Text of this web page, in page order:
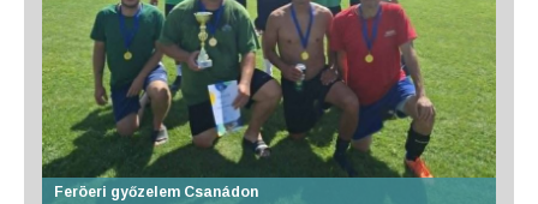
Feröeri győzelem Csanádon